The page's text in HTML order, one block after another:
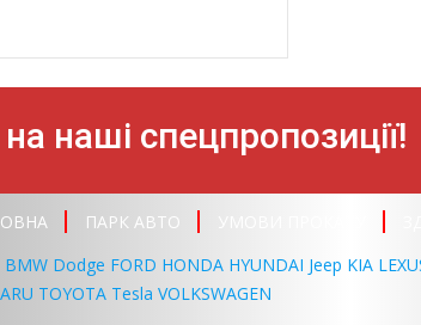
наші спецпропозиції!
ПАРК АВТО
BMW Dodge FORD HONDA HYUNDAI Jeep KIA
TOYOTA Tesla VOLKSWAGEN